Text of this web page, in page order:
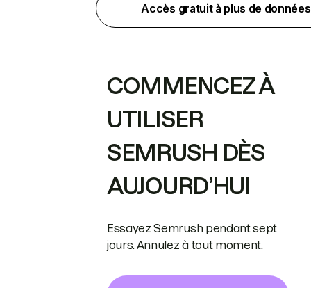
Accès gratuit à plus de données
COMMENCEZ À
UTILISER
SEMRUSH DÈS
AUJOURD’HUI
Essayez Semrush pendant sept
jours. Annulez à tout moment.